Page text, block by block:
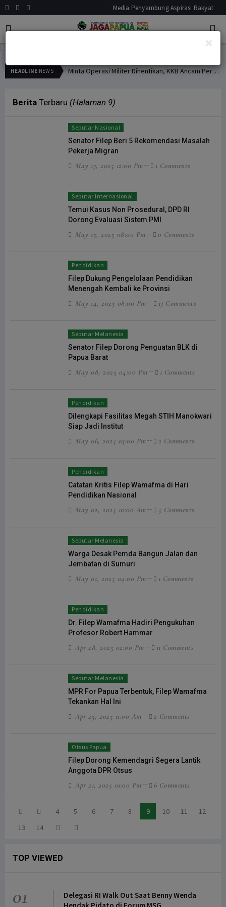
Media Penyambung Aspirasi Rakyat
HEADLINE NEWS Hindari Bias Definisi, Filep: Perlu Definisi Khusus Afiliasi KKB Minta Operasi Militer Dihentikan, KKB Ancam Perang Serentak
×
Previous Next
Berita Terbaru (Halaman 9)
Seputar Nasional
Senator Filep Beri 5 Rekomendasi Masalah
Pekerja Migran
May 17, 2025 12:00 Pm 1 Comments
Seputar Internasional
Temui Kasus Non Prosedural, DPD RI
Dorong Evaluasi Sistem PMI
May 15, 2025 08:00 Pm 0 Comments
Pendidikan
Filep Dukung Pengelolaan Pendidikan
Menengah Kembali ke Provinsi
May 14, 2025 08:00 Pm 13 Comments
Seputar Melanesia
Senator Filep Dorong Penguatan BLK di
Papua Barat
May 08, 2025 04:00 Pm 1 Comments
Pendidikan
Dilengkapi Fasilitas Megah STIH Manokwari
Siap Jadi Institut
May 06, 2025 03:00 Pm 2 Comments
Pendidikan
Catatan Kritis Filep Wamafma di Hari
Pendidikan Nasional
May 02, 2025 10:00 Am 5 Comments
Seputar Melanesia
Warga Desak Pemda Bangun Jalan dan
Jembatan di Sumuri
May 01, 2025 04:00 Pm 1 Comments
Pendidikan
Dr. Filep Wamafma Hadiri Pengukuhan
Profesor Robert Hammar
Apr 28, 2025 02:00 Pm 11 Comments
Seputar Melanesia
MPR For Papua Terbentuk, Filep Wamafma
Tekankan Hal Ini
Apr 25, 2025 11:00 Am 2 Comments
Otsus Papua
Filep Dorong Kemendagri Segera Lantik
Anggota DPR Otsus
Apr 21, 2025 01:00 Pm 6 Comments
4 5 6 7 8 9 10 11
12
13
14
TOP VIEWED
01
Delegasi RI Walk Out Saat Benny Wenda